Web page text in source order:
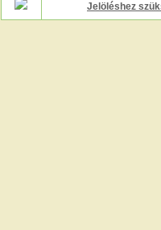
Jelöléshez